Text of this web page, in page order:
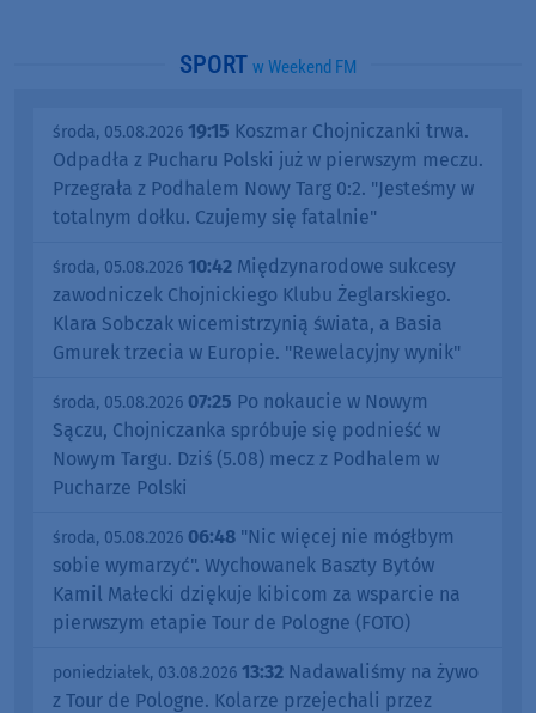
SPORT w Weekend FM
środa, 05.08.2026 19:15 Koszmar Chojniczanki trwa.
Odpadła z Pucharu Polski już w pierwszym meczu.
Przegrała z Podhalem Nowy Targ 0:2. "Jesteśmy w
totalnym dołku. Czujemy się fatalnie"
środa, 05.08.2026 10:42 Międzynarodowe sukcesy
zawodniczek Chojnickiego Klubu Żeglarskiego.
Klara Sobczak wicemistrzynią świata, a Basia
Gmurek trzecia w Europie. "Rewelacyjny wynik"
środa, 05.08.2026 07:25 Po nokaucie w Nowym
Sączu, Chojniczanka spróbuje się podnieść w
Nowym Targu. Dziś (5.08) mecz z Podhalem w
Pucharze Polski
środa, 05.08.2026 06:48 "Nic więcej nie mógłbym
sobie wymarzyć". Wychowanek Baszty Bytów
Kamil Małecki dziękuje kibicom za wsparcie na
pierwszym etapie Tour de Pologne (FOTO)
poniedziałek, 03.08.2026 13:32 Nadawaliśmy na żywo
z Tour de Pologne. Kolarze przejechali przez